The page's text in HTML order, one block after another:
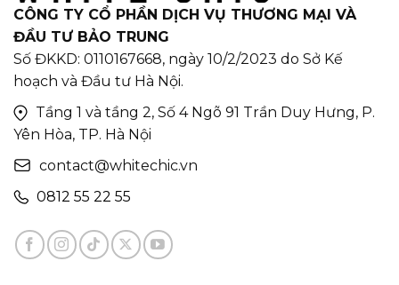
CÔNG TY CỔ PHẦN DỊCH VỤ THƯƠNG MẠI VÀ
ĐẦU TƯ BẢO TRUNG
Số ĐKKD: 0110167668, ngày 10/2/2023 do Sở Kế
hoạch và Đầu tư Hà Nội.
Tầng 1 và tầng 2, Số 4 Ngõ 91 Trần Duy Hưng, P.
Yên Hòa, TP. Hà Nội
contact@whitechic.vn
0812 55 22 55